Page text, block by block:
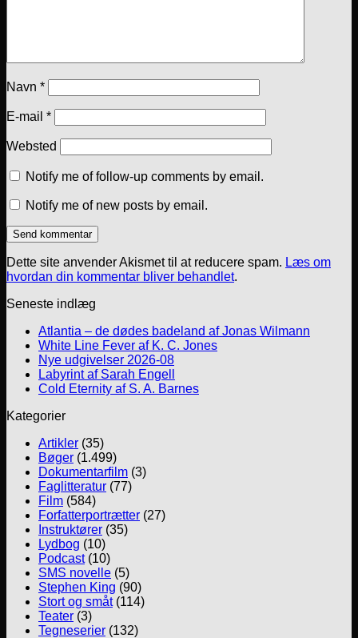
Navn *
E-mail *
Websted
Notify me of follow-up comments by email.
Notify me of new posts by email.
Dette site anvender Akismet til at reducere spam. Læs om
hvordan din kommentar bliver behandlet.
Seneste indlæg
Atlantia – de dødes badeland af Jonas Wilmann
White Line Fever af K. C. Jones
Nye udgivelser 2026-08
Labyrint af Sarah Engell
Cold Eternity af S. A. Barnes
Kategorier
Artikler (35)
Bøger (1.499)
Dokumentarfilm (3)
Faglitteratur (77)
Film (584)
Forfatterportrætter (27)
Instruktører (35)
Lydbog (10)
Podcast(10)
SMS novelle (5)
Stephen King (90)
Stort og småt(114)
Teater (3)
Tegneserier (132)